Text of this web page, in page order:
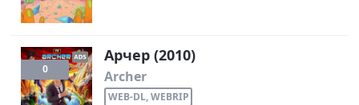
0
Арчер (2010)
Archer
WEB-DL, WEBRIP